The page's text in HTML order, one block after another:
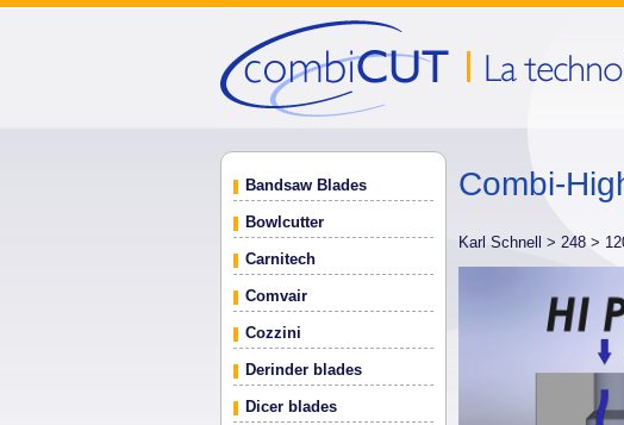
Bandsaw Blades
Bowlcutter
Carnitech
Comvair
Cozzini
Derinder blades
Dicer blades
Combi-
Karl Schnell > 248 >